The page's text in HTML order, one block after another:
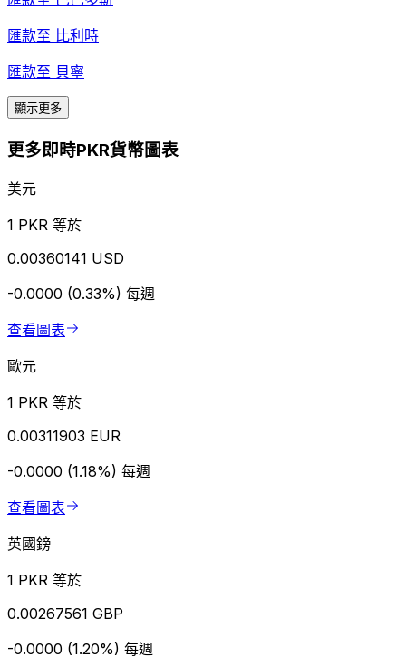
匯款至 比利時
匯款至 貝寧
顯示更多
更多即時PKR貨幣圖表
美元
1 PKR 等於
0.00360141 USD
-0.0000 (0.33%) 每週
查看圖表
歐元
1 PKR 等於
0.00311903 EUR
-0.0000 (1.18%) 每週
查看圖表
英國鎊
1 PKR 等於
0.00267561 GBP
-0.0000 (1.20%) 每週